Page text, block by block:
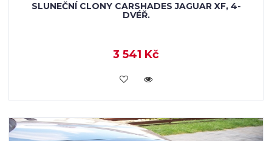
SLUNEČNÍ CLONY CARSHADES JAGUAR XF, 4-
DVÉŘ.
3 541 Kč
KOUPIT